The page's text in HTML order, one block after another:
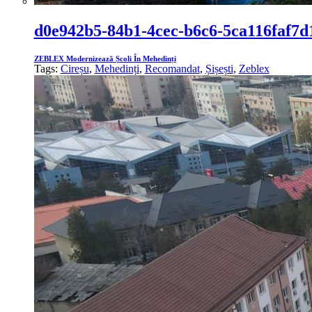
d0e942b5-84b1-4cec-b6c6-
ZEBLEX Modernizează Școli În Mehedinți
Tags: Cireșu, Mehedinți, Recomandat, Șișești, Zeblex